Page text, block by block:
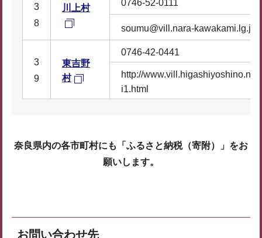
3
8
川上村
0746-52-0111
soumu@vill.nara-kawakami.lg.jp
3
9
東吉野
村
0746-42-0441
http://
i1.html
奈良県内の各市町村にも「ふるさと納税（寄附）」をお
願いします。
お問い合わせ先